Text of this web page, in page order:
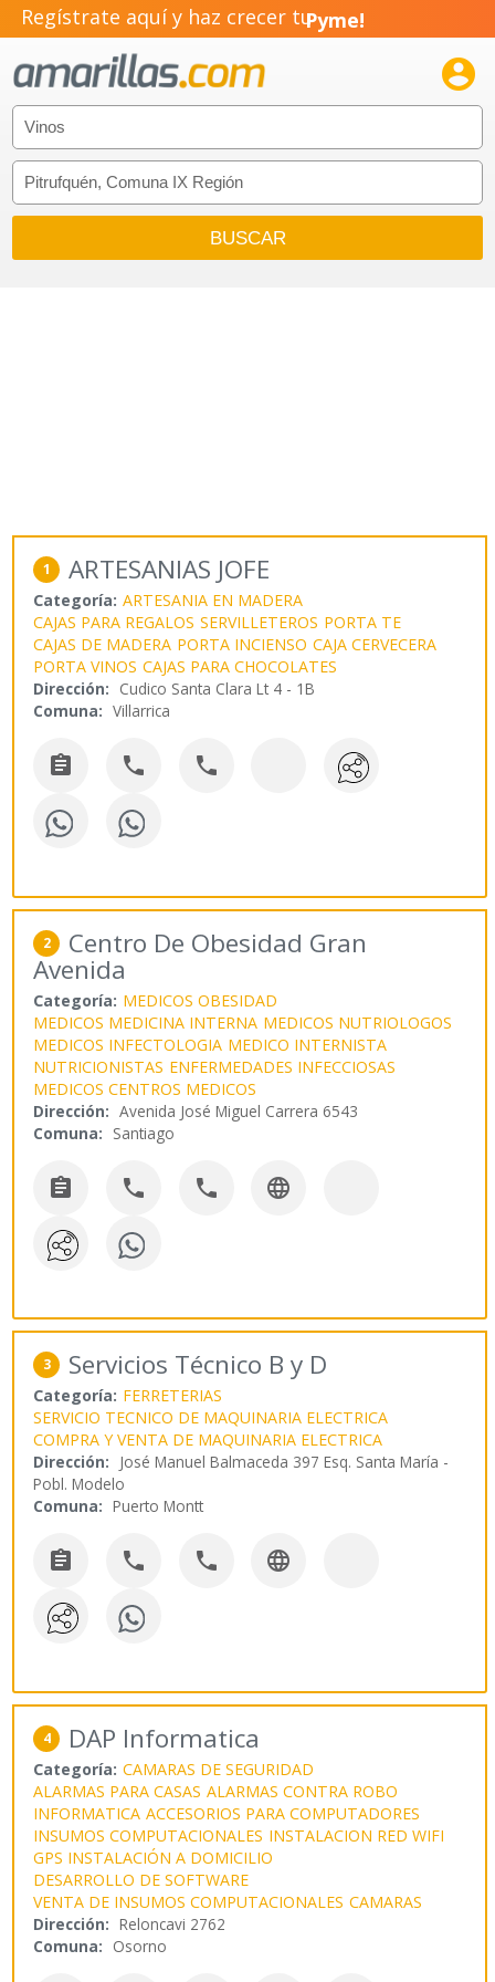
Regístrate aquí y haz crecer tuPyme!
Emprendimiento!

1 ARTESANIAS JOFE
Categoría: ARTESANIA EN MADERA
CAJAS PARA REGALOS SERVILLETEROS PORTA TE
CAJAS DE MADERA PORTA INCIENSO CAJA CERVECERA
PORTA VINOS CAJAS PARA CHOCOLATES
Dirección: Cudico Santa Clara Lt 4 - 1B
Comuna: Villarrica
  
2 Centro De Obesidad Gran
Avenida
Categoría: MEDICOS OBESIDAD
MEDICOS MEDICINA INTERNA MEDICOS NUTRIOLOGOS
MEDICOS INFECTOLOGIA MEDICO INTERNISTA
NUTRICIONISTAS ENFERMEDADES INFECCIOSAS
MEDICOS CENTROS MEDICOS
Dirección: Avenida José Miguel Carrera 6543
Comuna: Santiago
   
3 Servicios Técnico B y D
Categoría: FERRETERIAS
SERVICIO TECNICO DE MAQUINARIA ELECTRICA
COMPRA Y VENTA DE MAQUINARIA ELECTRICA
Dirección: José Manuel Balmaceda 397 Esq. Santa María -
Pobl. Modelo
Comuna: Puerto Montt
   
4 DAP Informatica
Categoría: CAMARAS DE SEGURIDAD
ALARMAS PARA CASAS ALARMAS CONTRA ROBO
INFORMATICA ACCESORIOS PARA COMPUTADORES
INSUMOS COMPUTACIONALES INSTALACION RED WIFI
GPS INSTALACIÓN A DOMICILIO
DESARROLLO DE SOFTWARE
VENTA DE INSUMOS COMPUTACIONALES CAMARAS
Dirección: Reloncavi 2762
Comuna: Osorno